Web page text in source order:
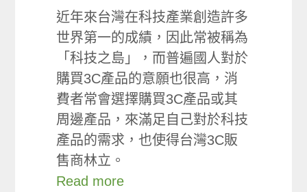
近年來台灣在科技產業創造許多
世界第一的成績，因此常被稱為
「科技之島」，而普遍國人對於
購買3C產品的意願也很高，消
費者常會選擇購買3C產品或其
周邊產品，來滿足自己對於科技
產品的需求，也使得台灣3C販
售商林立。
Read more